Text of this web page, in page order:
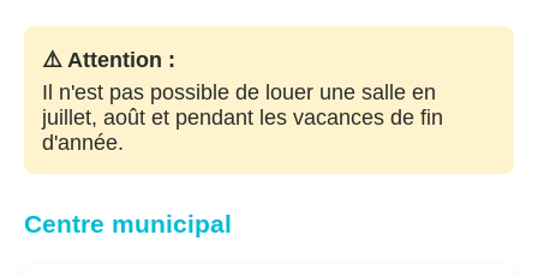
⚠️ Attention :
Il n'est pas possible de louer une salle en
juillet, août et pendant les vacances de fin
d'année.
Centre municipal